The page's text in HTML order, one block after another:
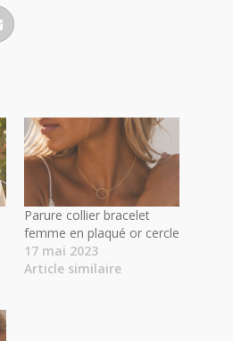
Parure collier bracelet
femme en plaqué or cercle
17 mai 2023
Article similaire